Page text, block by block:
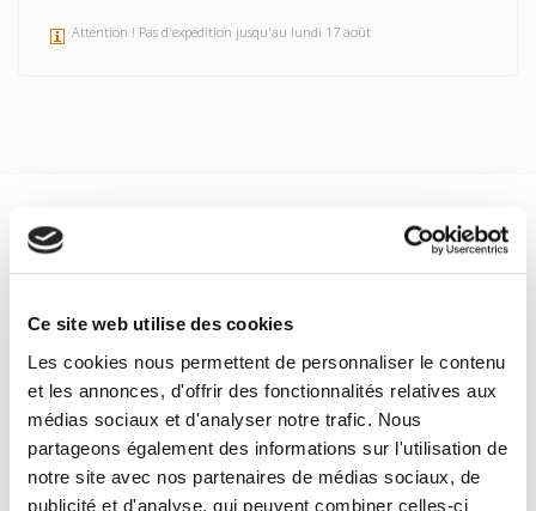
Ce site web utilise des cookies
Les cookies nous permettent de personnaliser le contenu
et les annonces, d'offrir des fonctionnalités relatives aux
médias sociaux et d'analyser notre trafic. Nous
partageons également des informations sur l'utilisation de
notre site avec nos partenaires de médias sociaux, de
publicité et d'analyse, qui peuvent combiner celles-ci
Attention ! Pas d'expédition jusqu'au lundi 17 août
Spécifications
Presse
Sommaire
Spécifications